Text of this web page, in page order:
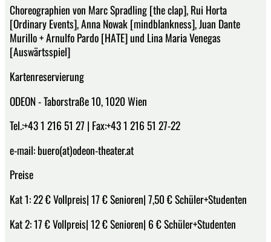
Choreographien von Marc Spradling [the clap], Rui Horta
[Ordinary Events], Anna Nowak [mindblankness], Juan Dante
Murillo + Arnulfo Pardo [HATE] und Lina Maria Venegas
[Auswärtsspiel]
Kartenreservierung
ODEON - Taborstraße 10, 1020 Wien
Tel.:+43 1 216 51 27 | Fax:+43 1 216 51 27-22
e-mail: buero(at)odeon-theater.at
Preise
Kat 1: 22 € Vollpreis| 17 € Senioren| 7,50 € Schüler+Studenten
Kat 2: 17 € Vollpreis| 12 € Senioren| 6 € Schüler+Studenten